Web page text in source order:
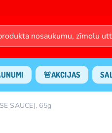
🚨AKCIJAS
SAUCE), 65g